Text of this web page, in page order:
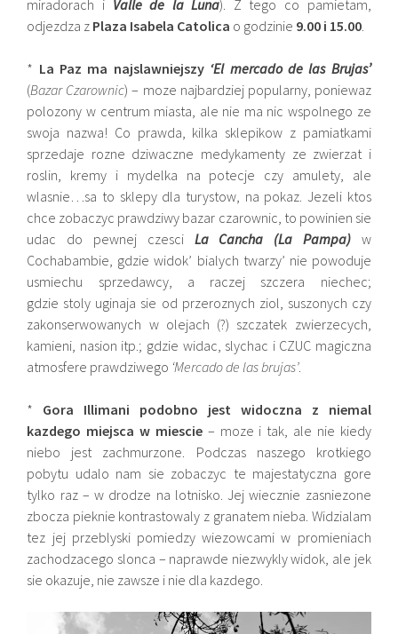
miradorach i Valle de la Luna). Z tego co pamietam,
odjezdza z Plaza Isabela Catolica o godzinie 9.00 i 15.00.
* La Paz ma najslawniejszy ‘El mercado de las Brujas’
(Bazar Czarownic) – moze najbardziej popularny, poniewaz
polozony w centrum miasta, ale nie ma nic wspolnego ze
swoja nazwa! Co prawda, kilka sklepikow z pamiatkami
sprzedaje rozne dziwaczne medykamenty ze zwierzat i
roslin, kremy i mydelka na potecje czy amulety, ale
wlasnie…sa to sklepy dla turystow, na pokaz. Jezeli ktos
chce zobaczyc prawdziwy bazar czarownic, to powinien sie
udac do pewnej czesciLa Cancha (La Pampa)
w
Cochabambie, gdzie widok’ bialych twarzy’ nie powoduje
usmiechu sprzedawcy, a raczej szczera niechec;
gdzie stoly uginaja sie od przeroznych ziol, suszonych czy
zakonserwowanych w olejach (?) szczatek zwierzecych,
kamieni, nasion itp.; gdzie widac, slychac i CZUC magiczna
atmosfere prawdziwego ‘Mercado de las brujas’.
* Gora Illimani podobno jest widoczna z niemal
kazdego miejsca w miescie– moze i tak, ale nie kiedy
niebo jest zachmurzone. Podczas naszego krotkiego
pobytu udalo nam sie zobaczyc te majestatyczna gore
tylko raz – w drodze na lotnisko. Jej wiecznie zasniezone
zbocza pieknie kontrastowaly z granatem nieba. Widzialam
tez jej przeblyski pomiedzy wiezowcami w promieniach
zachodzacego slonca – naprawde niezwykly widok, ale jek
sie okazuje, nie zawsze i nie dla kazdego.